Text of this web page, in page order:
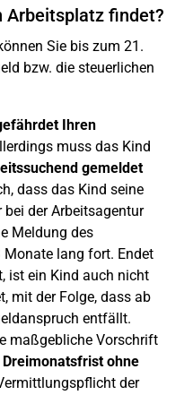
Arbeitsplatz findet?
Sie bis zum 21.
bzw. die steuerlichen
Ihren
muss das Kind
gemeldet
dass das Kind seine
der Arbeitsagentur
Meldung des
lang fort. Endet
ist ein Kind auch nicht
mit der Folge, dass ab
entfällt.
maßgebliche Vorschrift
Dreimonatsfrist ohne
der